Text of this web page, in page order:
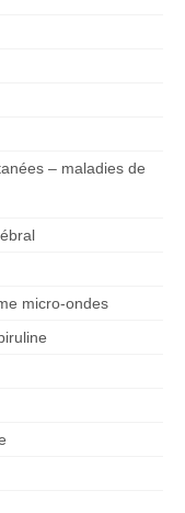
– maladies de
micro-ondes